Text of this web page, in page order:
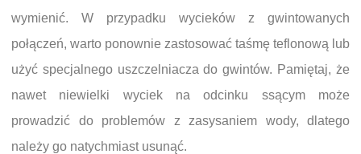
wymienić. W przypadku wycieków z gwintowanych
połączeń, warto ponownie zastosować taśmę teflonową lub
użyć specjalnego uszczelniacza do gwintów. Pamiętaj, że
nawet niewielki wyciek na odcinku ssącym może
prowadzić do problemów z zasysaniem wody, dlatego
należy go natychmiast usunąć.